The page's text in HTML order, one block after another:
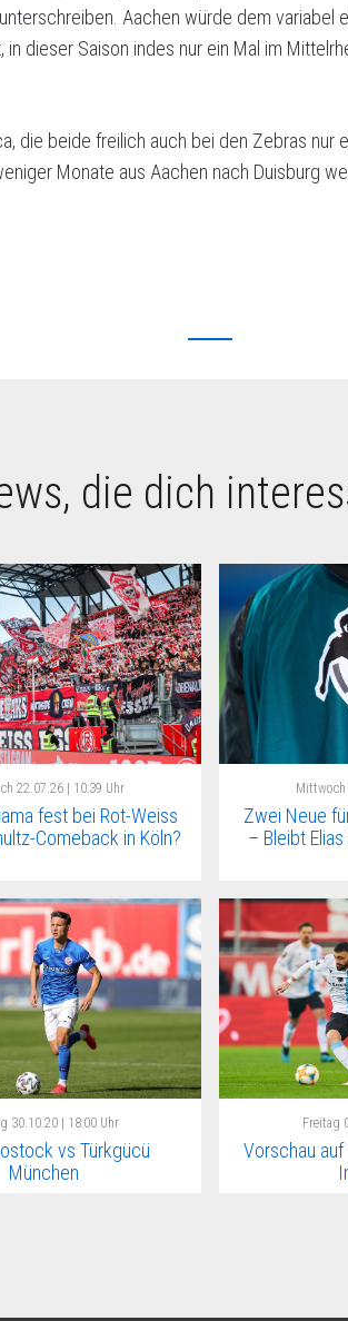
Aachen würde dem variabel
dieser Saison indes nur ein Mal im
die beide freilich auch bei den Zebras
Monate aus Aachen nach Duisburg
die dich
22.07.26 | 10:39 Uhr
fest bei Rot-Weiss
Comeback in Köln?
Mittwoch
Zwei Neue
– Bleibt
30.10.20 | 18:00 Uhr
vs Türkgücü
München
Freitag
Vorschau